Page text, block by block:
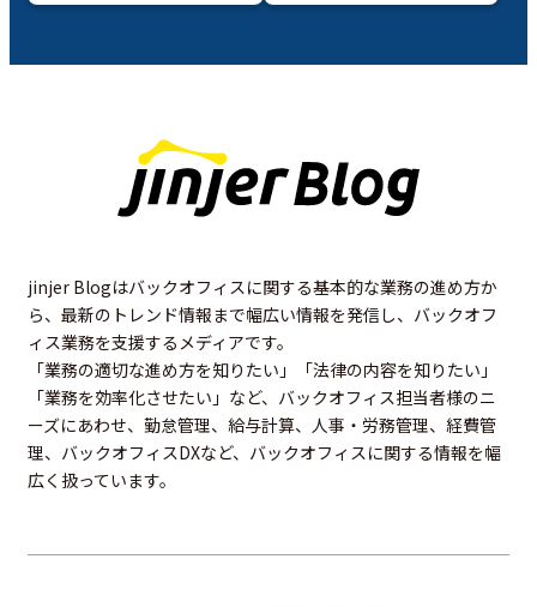
jinjer Blogはバックオフィスに関する基本的な業務の進め方か
ら、最新のトレンド情報まで幅広い情報を発信し、バックオフ
ィス業務を支援するメディアです。
「業務の適切な進め方を知りたい」「法律の内容を知りたい」
「業務を効率化させたい」など、バックオフィス担当者様のニ
ーズにあわせ、勤怠管理、給与計算、人事・労務管理、経費管
理、バックオフィスDXなど、バックオフィスに関する情報を幅
広く扱っています。